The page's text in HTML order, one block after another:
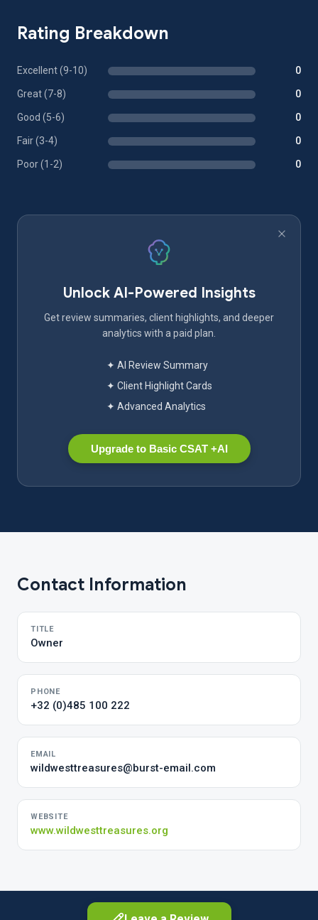
Rating Breakdown
Excellent (9-10) 0
Great (7-8) 0
Good (5-6) 0
Fair (3-4) 0
Poor (1-2) 0
Unlock AI-Powered Insights
Get review summaries, client highlights, and deeper
analytics with a paid plan.
✦ AI Review Summary
✦ Client Highlight Cards
✦ Advanced Analytics
Upgrade to Basic CSAT +AI
Contact Information
TITLE
Owner
PHONE
+32 (0)485 100 222
EMAIL
wildwesttreasures@burst-email.com
WEBSITE
www.wildwesttreasures.org